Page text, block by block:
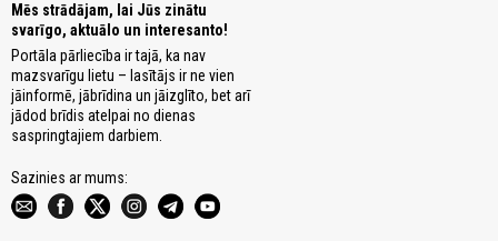
Mēs strādājam, lai Jūs zinātu
svarīgo, aktuālo un interesanto!
Portāla pārliecība ir tajā, ka nav
mazsvarīgu lietu – lasītājs ir ne vien
jāinformē, jābrīdina un jāizglīto, bet arī
jādod brīdis atelpai no dienas
saspringtajiem darbiem.
Sazinies ar mums: